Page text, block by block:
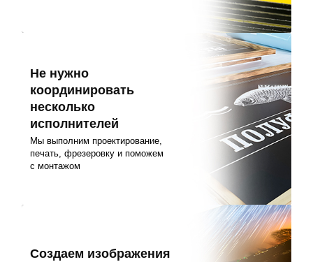
Не нужно
координировать
несколько
исполнителей
Мы выполним проектирование,
печать, фрезеровку и поможем
с монтажом
Создаем изображения